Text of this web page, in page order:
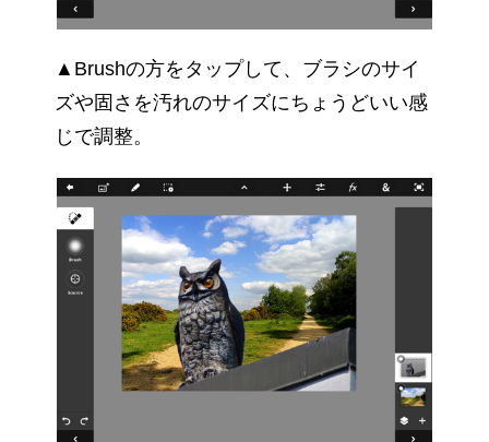
▲Brushの方をタップして、ブラシのサイ
ズや固さを汚れのサイズにちょうどいい感
じで調整。